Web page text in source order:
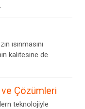
ısınmasını
kalitesine de
ve Çözümleri
teknolojiyle